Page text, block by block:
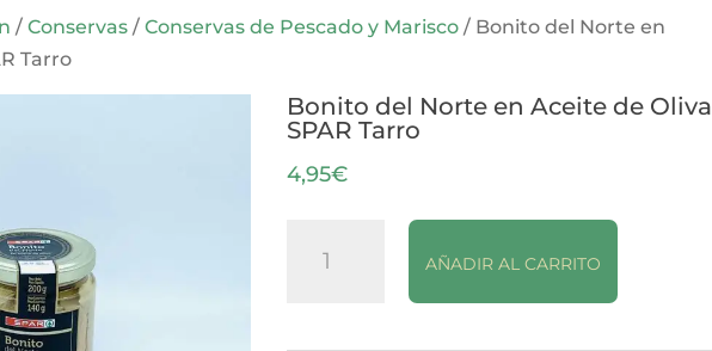
/Conservas /Conservas de Pescado y Marisco / Bonito del Norte en
Tarro
Bonito del Norte en Aceite de Oliva
SPAR Tarro
4,95€
AÑADIR AL CARRITO